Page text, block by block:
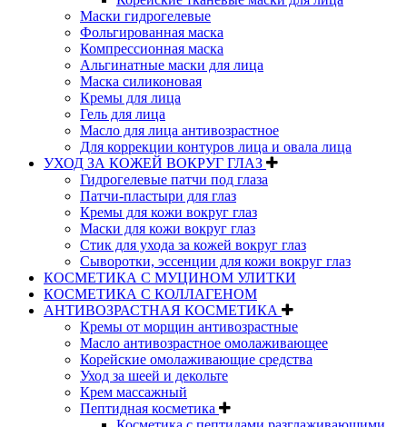
Маски гидрогелевые
Фольгированная маска
Компрессионная маска
Альгинатные маски для лица
Маска силиконовая
Кремы для лица
Гель для лица
Масло для лица антивозрастное
Для коррекции контуров лица и овала лица
УХОД ЗА КОЖЕЙ ВОКРУГ ГЛАЗ
Гидрогелевые патчи под глаза
Патчи-пластыри для глаз
Кремы для кожи вокруг глаз
Маски для кожи вокруг глаз
Стик для ухода за кожей вокруг глаз
Сыворотки, эссенции для кожи вокруг глаз
КОСМЕТИКА С МУЦИНОМ УЛИТКИ
КОСМЕТИКА С КОЛЛАГЕНОМ
АНТИВОЗРАСТНАЯ КОСМЕТИКА
Кремы от морщин антивозрастные
Масло антивозрастное омолаживающее
Корейские омолаживающие средства
Уход за шеей и декольте
Крем массажный
Пептидная косметика